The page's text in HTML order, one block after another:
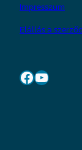
Impresszum
Elállás a
Facebook YouTube